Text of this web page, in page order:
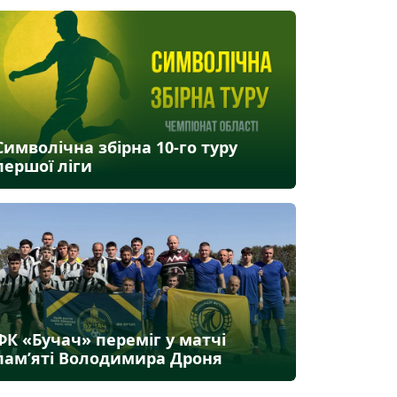
збірна 10-го туру
ліги
«Бучач» переміг у матчі
Володимира Дроня